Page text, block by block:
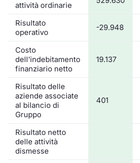
attività ordinarie
Risultato
operativo
-29.948
Costo
dell'indebitamento
finanziario netto
19.137
Risultato delle
aziende associate
al bilancio di
Gruppo
401
Risultato netto
delle attività
dismesse